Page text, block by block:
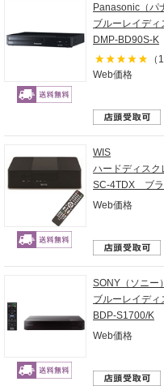
Panasonic（パ
ブルーレイディ
DMP-BD90S-K
（
Web価格
WIS
ハードディスク
SC-4TDX ブ
Web価格
SONY（ソニー）
ブルーレイデ
BDP-S1700/K
Web価格